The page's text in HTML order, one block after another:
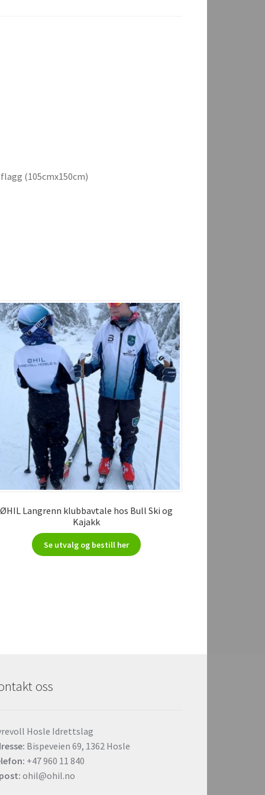
(105cmx150cm)
ØHIL Langrenn klubbavtale hos Bull Ski og
Kajakk
Se utvalg og bestill her
oss
Hosle Idrettslag
Bispeveien 69, 1362 Hosle
+47 960 11 840
ohil@ohil.no